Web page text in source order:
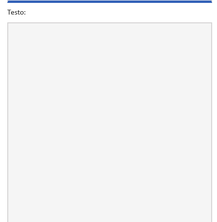
Testo: